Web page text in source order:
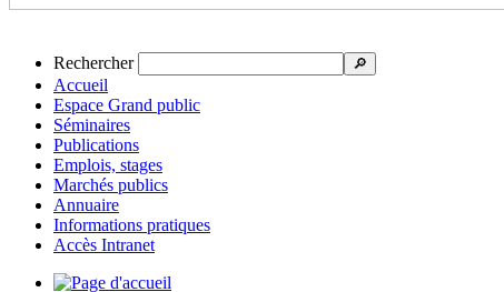
Rechercher 🔎
Accueil
Espace Grand public
Séminaires
Publications
Emplois, stages
Marchés publics
Annuaire
Informations pratiques
Accès Intranet